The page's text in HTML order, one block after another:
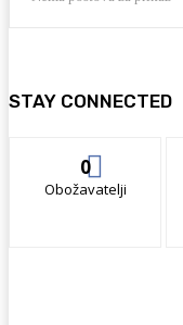
STAY CONNECTED
0
Obožavatelji